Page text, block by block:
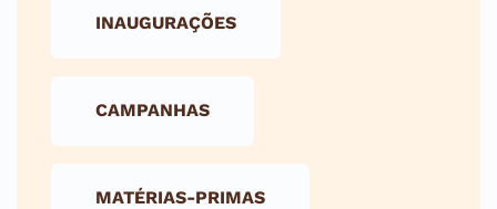
INAUGURAÇÕES
CAMPANHAS
MATÉRIAS-PRIMAS